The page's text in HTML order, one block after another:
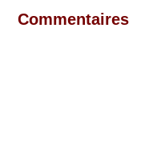
Commentaires